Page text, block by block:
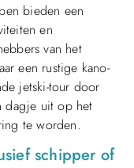
bieden een
en
van het
een rustige kano-
jetski-tour door
dagje uit op het
te worden.
schipper of